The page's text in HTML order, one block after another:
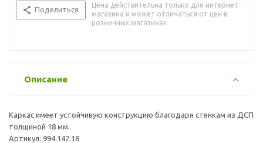
Поделиться
Цена действительна только для интернет-
магазина и может отличаться от цен в
розничных магазинах
Описание
Каркас имеет устойчивую конструкцию благодаря стенкам из ДСП
толщиной 18 мм.
Артикул: 994.142.18